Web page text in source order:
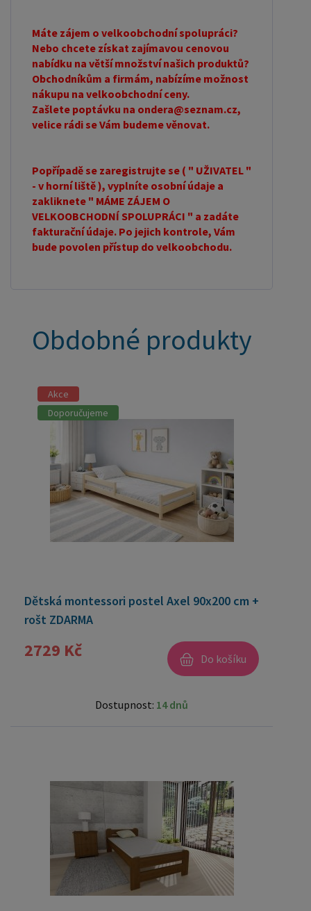
Máte zájem o velkoobchodní spolupráci?
Nebo chcete získat zajímavou cenovou
nabídku na větší množství našich produktů?
Obchodníkům a firmám, nabízíme možnost
nákupu na velkoobchodní ceny.
Zašlete poptávku na ondera@seznam.cz,
velice rádi se Vám budeme věnovat.
Popřípadě se zaregistrujte se ( " UŽIVATEL "
- v horní liště ), vyplníte osobní údaje a
zakliknete " MÁME ZÁJEM O
VELKOOBCHODNÍ SPOLUPRÁCI " a zadáte
fakturační údaje. Po jejich kontrole, Vám
bude povolen přístup do velkoobchodu.
Obdobné produkty
Akce
Doporučujeme
Dětská montessori postel Axel 90x200 cm +
rošt ZDARMA
2729 Kč Do košíku
Dostupnost: 14 dnů